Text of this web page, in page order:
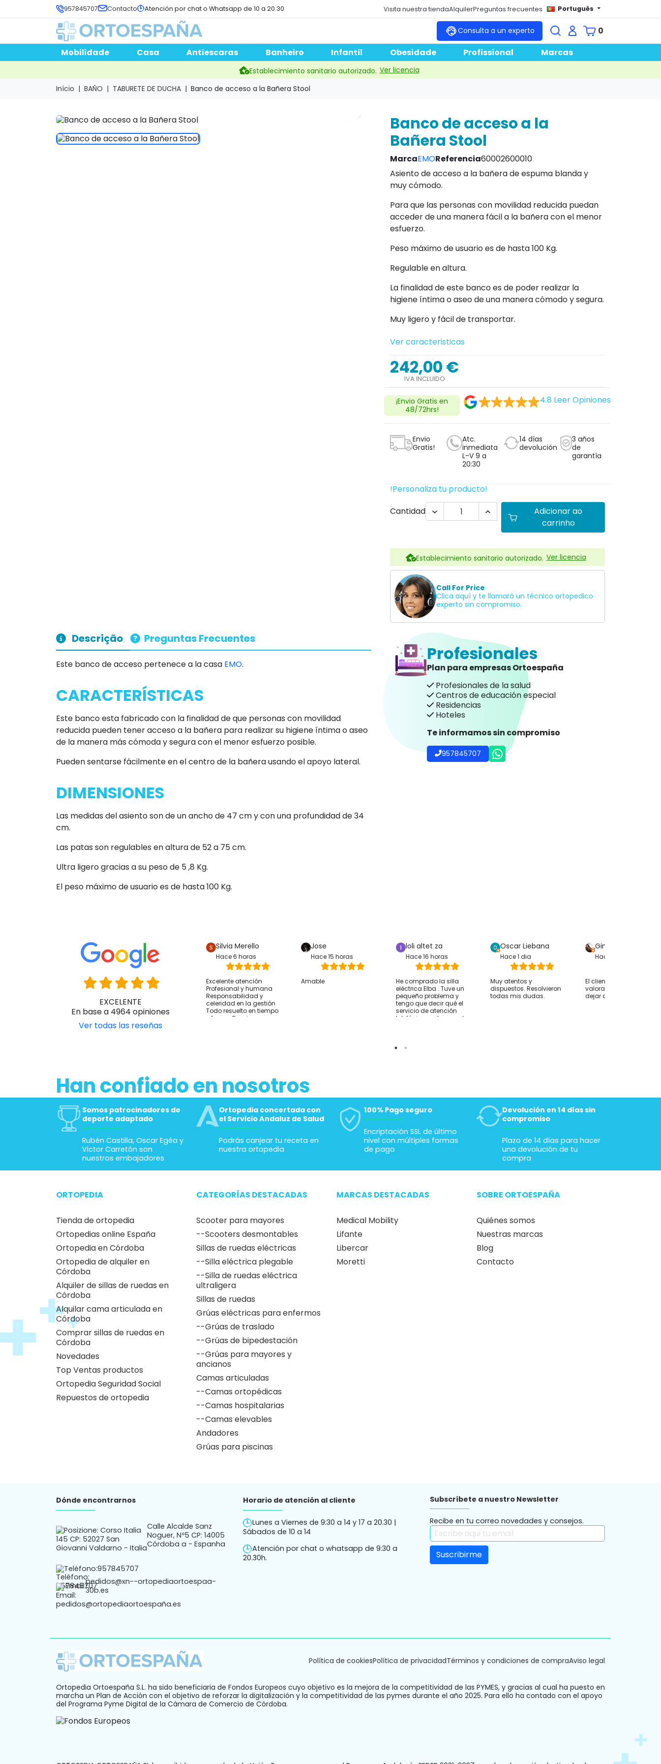
957845707 Contacto Atención por chat o Whatsapp de 10 a 20.30 Visita nuestra tiendaAlquilerPreguntas frecuentes Português
Consulta a un experto
0
Mobilidade
Casa Antiescaras Banheiro Infantil Obesidade Profissional Marcas
Establecimiento sanitario autorizado. Ver licencia
Início
BAÑO TABURETE DE DUCHA Banco de acceso a la Bañera Stool
Banco de acceso a la
Bañera Stool
MarcaEMOReferencia60002600010
Asiento de acceso a la bañera de espuma blanda y
muy cómodo.
Para que las personas con movilidad reducida puedan
acceder de una manera fácil a la bañera con el menor
esfuerzo.
Peso máximo de usuario es de hasta 100 Kg.
Regulable en altura.
La finalidad de este banco es de poder realizar la
higiene íntima o aseo de una manera cómodo y segura.
Muy ligero y fácil de transportar.
Ver caracteristicas
242,00 €
IVA INCLUIDO
¡Envio Gratis en
48/72hrs!
4.8 Leer Opiniones
Envio
Gratis!
Atc.
inmediata
L-V 9 a
20:30
14 días
devolución
3 años
de
garantía
!Personaliza tu producto!
Cantidad
 
Adicionar ao
carrinho
Establecimiento sanitario autorizado. Ver licencia
Call For Price
Clica aquí y te llamará un técnico ortopedico
experto sin compromiso.
Profesionales
Plan para empresas Ortoespaña
Profesionales de la salud
Centros de educación especial
Residencias
Hoteles
Te informamos sin compromiso
957845707
Descrição Preguntas Frecuentes
Este banco de acceso pertenece a la casa EMO.
CARACTERÍSTICAS
Este banco esta fabricado con la finalidad de que personas con movilidad
reducida pueden tener acceso a la bañera para realizar su higiene íntima o aseo
de la manera más cómoda y segura con el menor esfuerzo posible.
Pueden sentarse fácilmente en el centro de la bañera usando el apoyo lateral.
DIMENSIONES
Las medidas del asiento son de un ancho de 47 cm y con una profundidad de 34
cm.
Las patas son regulables en altura de 52 a 75 cm.
Ultra ligero gracias a su peso de 5 ,8 Kg.
El peso máximo de usuario es de hasta 100 Kg.
EXCELENTE
En base a 4964 opiniones
Ver todas las reseñas
Silvia Merello
Hace 6 horas
Excelente atención
Profesional y humana
Responsabilidad y
celeridad en la gestión
Todo resuelto en tiempo
y forma Gracias
Jose
Hace 15 horas
Amable
loli altet za
Hace 16 horas
He comprado la silla
eléctrica Elba . Tuve un
pequeño problema y
tengo que decir qué el
servicio de atención
telefónica y whassap ha
Alicante y el envío fue
Gracias
Oscar Liebana
Hace 1 dia
Muy atentos y
dispuestos. Resolvieron
todas mis dudas.
Gina Bp
Hace 1 dia
El cliente solo ha
valorado su compra sin
dejar comentarios
Han confiado en nosotros
Somos patrocinadores de
deporte adaptado
Rubén Castilla, Oscar Egéa y
Victor Carretón son
nuestros embajadores
Ortopedia concertada con
el Servicio Andaluz de Salud
Podrás canjear tu receta en
nuestra ortopedia
100% Pago seguro
Encriptación SSL de último
nivel con múltiples formas
de pago
Devolución en 14 días sin
compromiso
Plazo de 14 días para hacer
una devolución de tu
compra
ORTOPEDIA
Tienda de ortopedia
Ortopedias online España
Ortopedia en Córdoba
Ortopedia de alquiler en
Córdoba
Alquiler de sillas de ruedas en
Córdoba
Alquilar cama articulada en
Córdoba
Comprar sillas de ruedas en
Córdoba
Novedades
Top Ventas productos
Ortopedia Seguridad Social
Repuestos de ortopedia
CATEGORÍAS DESTACADAS
Scooter para mayores
--Scooters desmontables
Sillas de ruedas eléctricas
--Silla eléctrica plegable
--Silla de ruedas eléctrica
ultraligera
Sillas de ruedas
Grúas eléctricas para enfermos
--Grúas de traslado
--Grúas de bipedestación
--Grúas para mayores y
ancianos
Camas articuladas
--Camas ortopédicas
--Camas hospitalarias
--Camas elevables
Andadores
Grúas para piscinas
MARCAS DESTACADAS
Medical Mobility
Lifante
Libercar
Moretti
SOBRE ORTOESPAÑA
Quiénes somos
Nuestras marcas
Blog
Contacto
Dónde encontrarnos
Calle Alcalde Sanz
Noguer, Nº5 CP: 14005
Córdoba a - Espanha
Teléfono:957845707
Email:pedidos@xn--ortopediaortoespaa-
30b.es
Horario de atención al cliente
Lunes a Viernes de 9:30 a 14 y 17 a 20.30 |
Sábados de 10 a 14
Atención por chat o whatsapp de 9:30 a
20.30h.
Subscríbete a nuestro Newsletter
Recibe en tu correo novedades y consejos.
Política de cookiesPolítica de privacidadTérminos y condiciones de compraAviso legal
Ortopedia Ortoespaña S.L. ha sido beneficiaria de Fondos Europeos cuyo objetivo es la mejora de la competitividad de las PYMES, y gracias al cual ha puesto en
marcha un Plan de Acción con el objetivo de reforzar la digitalización y la competitividad de las pymes durante el año 2025. Para ello ha contado con el apoyo
del Programa Pyme Digital de la Cámara de Comercio de Córdoba.